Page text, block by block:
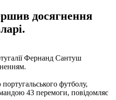
досягнення
Фернанд Сантуш
футболу,
43 перемоги, повідомляє